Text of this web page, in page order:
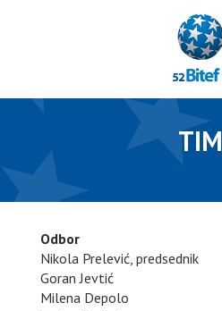
TIM
Odbor
Nikola Prelević, predsednik
Goran Jevtić
Milena Depolo